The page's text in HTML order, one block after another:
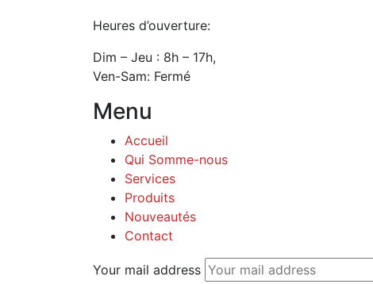
Heures d’ouverture:
Dim – Jeu : 8h – 17h,
Ven-Sam: Fermé
Menu
Accueil
Qui Somme-nous
Services
Produits
Nouveautés
Contact
Your mail address